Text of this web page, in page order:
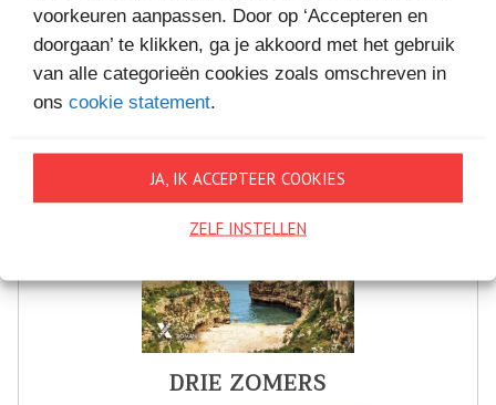
voorkeuren aanpassen. Door op ‘Accepteren en
doorgaan’ te klikken, ga je akkoord met het gebruik
van alle categorieën cookies zoals omschreven in
ons cookie statement.
JA, IK ACCEPTEER COOKIES
ZELF INSTELLEN
DRIE ZOMERS